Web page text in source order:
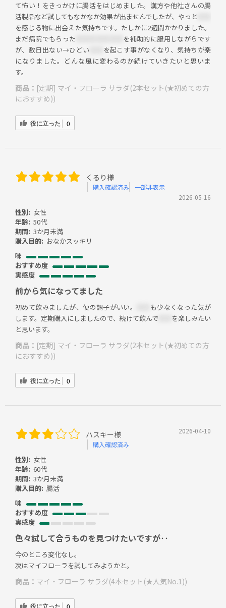
て怖い！をきっかけに腸活をはじめました。漢方や他社さんの腸
活製品など試してもなかなか効果が出ませんでしたが、やっと
を感じる物に出会えた気持ちです。たしかに2週間かかりました。
まだ病院でもらった
を補助的に服用しながらです
が、数日出ない→ひどい
を起こす事がなくなり、気持ちが楽
になりました。どんな風に変わるのか続けていきたいと思いま
す。
商品： [定期] マイ・フローラ サラダ(2本セット(★初めての方
におすすめ))
役に立った 0
くるり様
購入確認済み
一部非表示
2026-05-16
性別: 女性
年齢: 50代
期間: 3か月未満
購入目的: おなかスッキリ
味
おすすめ度
実感度
前から気になってました
初めて飲みましたが、便の調子がいい。
も少なくなった気が
します。定期購入にしましたので、続けて飲んで
を楽しみたい
と思います。
商品： [定期] マイ・フローラ サラダ(2本セット(★初めての方
におすすめ))
役に立った 0
ハスキー様
購入確認済み
2026-04-10
性別: 女性
年齢: 60代
期間: 3か月未満
購入目的: 腸活
味
おすすめ度
実感度
色々試して合うものを見つけたいですが‥
今のところ変化なし。
次はマイフローラを試してみようかと。
商品： マイ・フローラ サラダ(4本セット(★人気No.1))
役に立った 0